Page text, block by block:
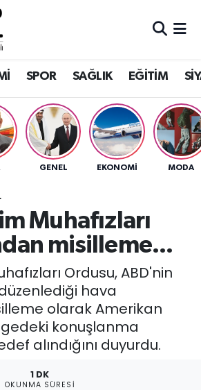
SPOR SAĞLIK EĞİTİM
GENEL EKONOMİ MODA
Muhafızları
misilleme...
Ordusu, ABD'nin
düzenlediği hava
olarak Amerikan
konuşlanma
alındığını duyurdu.
1 DK
OKUNMA SÜRESI
Durumu ve Fikstür